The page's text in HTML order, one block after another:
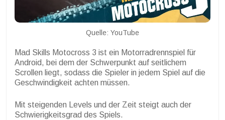
Quelle: YouTube
Mad Skills Motocross 3 ist ein Motorradrennspiel für
Android, bei dem der Schwerpunkt auf seitlichem
Scrollen liegt, sodass die Spieler in jedem Spiel auf die
Geschwindigkeit achten müssen.
Mit steigenden Levels und der Zeit steigt auch der
Schwierigkeitsgrad des Spiels.